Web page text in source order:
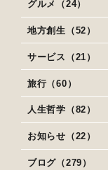
グルメ（24）
地方創生（52）
サービス（21）
旅行（60）
人生哲学（82）
お知らせ（22）
ブログ（279）